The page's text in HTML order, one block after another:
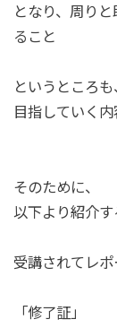
となり、周り
ること
というところも
目指していく内
そのために、
以下より紹介す
受講されてレポ
「修了証」